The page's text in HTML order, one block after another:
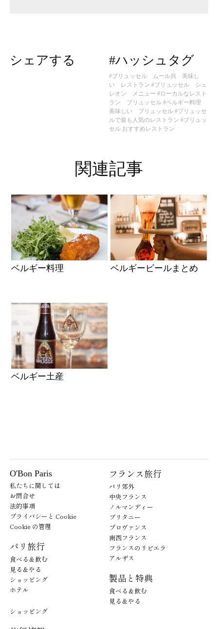
シェアする #ハッシュタグ
#ブリュッセル ムール貝 美味し
い レストラン #ブリュッセル シェ
レオン メニュー #ローカルなレスト
ラン ブリュッセル #ベルギー料理
美味しい ブリュッセル #ブリュッセ
ルで最も人気のレストラン #ブリュッ
セル おすすめレストラン
関連記事
ベルギー料理 ベルギービールまとめ
ベルギー土産
O'Bon Paris
私たちに関しては
お問合せ
法的事項
プライバシーと Cookie
Cookie の管理
パリ旅行
食べる＆飲む
見る＆やる
ショッピング
ホテル
フランス旅行
パリ郊外
中央フランス
ノルマンディー
ブリタニー
プロヴァンス
南西フランス
フランスのリビエラ
アルザス
製品と特典
食べる＆飲む
見る＆やる
ショッピング